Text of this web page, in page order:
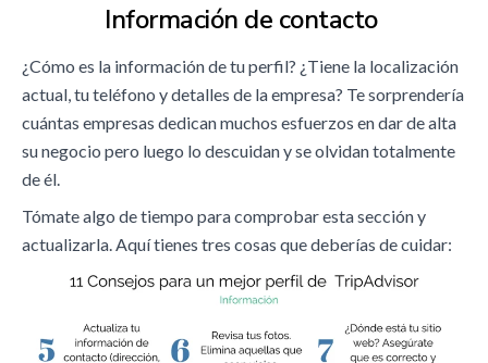
Información de contacto
¿Cómo es la información de tu perfil? ¿Tiene la localización
actual, tu teléfono y detalles de la empresa? Te sorprendería
cuántas empresas dedican muchos esfuerzos en dar de alta
su negocio pero luego lo descuidan y se olvidan totalmente
de él.
Tómate algo de tiempo para comprobar esta sección y
actualizarla. Aquí tienes tres cosas que deberías de cuidar: